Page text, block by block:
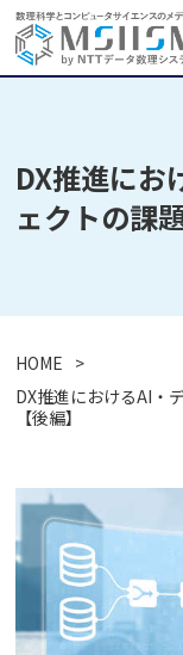
DX推進にお
ェクトの課
HOME
DX推進におけるAI・
【後編】